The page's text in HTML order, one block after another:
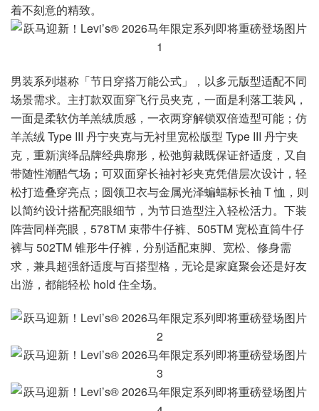
着不刻意的精致。
男装系列堪称「节日穿搭万能公式」，以多元版型适配不同
场景需求。主打款双面穿飞行员夹克，一面是利落工装风，
一面是柔软仿羊羔绒质感，一衣两穿解锁双倍造型可能；仿
羊羔绒 Type III 丹宁夹克与无衬里宽松版型 Type III 丹宁夹
克，重新演绎品牌经典廓形，松弛剪裁既保证舒适度，又自
带随性潮酷气场；可双面穿长袖衬衫夹克凭借层次设计，轻
松打造叠穿亮点；圆领卫衣与金属光泽蝙蝠标长袖 T 恤，则
以简约设计搭配亮眼细节，为节日造型注入轻松活力。下装
阵营同样亮眼，578TM 束带牛仔裤、505TM 宽松直筒牛仔
裤与 502TM 锥形牛仔裤，分别适配束脚、宽松、修身需
求，兼具超强舒适度与百搭型格，无论是家庭聚会还是好友
出游，都能轻松 hold 住全场。